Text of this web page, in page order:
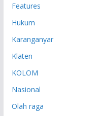
Features
Hukum
Karanganyar
Klaten
KOLOM
Nasional
Olah raga